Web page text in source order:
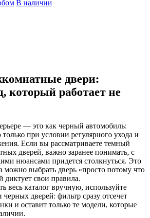
В наличии
двери:
который работает не
— это как черный автомобиль:
при условии регулярного ухода и
Если вы рассматриваете темный
дверей, важно заранее понимать, с
нюансами придется столкнуться. Это
можно выбрать дверь «просто потому что
свои правила.
весь каталог вручную, используйте
дверей: фильтр сразу отсечет
и оставит только те модели, которые